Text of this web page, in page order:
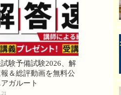
験予備試験2026、解
＆総評動画を無料公
ガルート